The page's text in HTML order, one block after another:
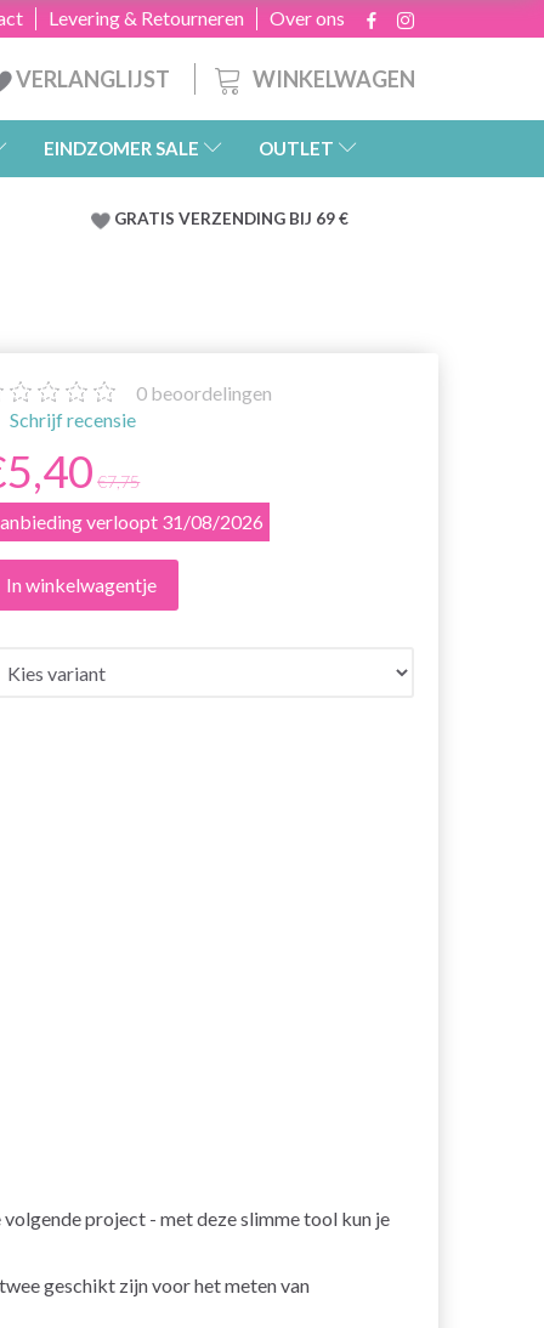
Over ons
Levering & Retourneren
WINKELWAGEN
VERLANGLIJST
EINDZOMER SALE OUTLET
GRATIS VERZENDING BIJ 69 €
0 beoordelingen
Schrijf recensie
€7,75
verloopt 31/08/2026
In winkelwagentje
project - met deze slimme tool kun je
geschikt zijn voor het meten van